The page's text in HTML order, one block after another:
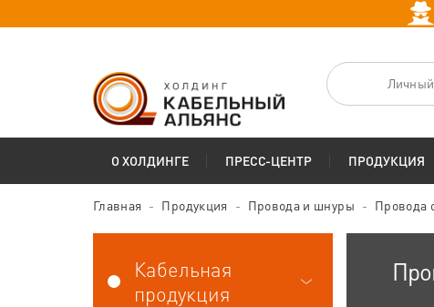
О ХОЛДИНГЕ ПРЕСС-ЦЕНТР ПРОДУКЦИЯ
Главная Продукция Провода и шнуры Провода
Кабельная
продукция